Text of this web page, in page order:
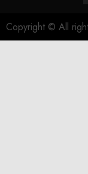
Copyright © All